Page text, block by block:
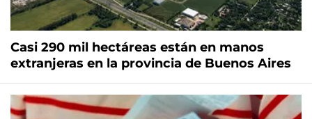
Casi 290 mil hectáreas están en manos
extranjeras en la provincia de Buenos Aires